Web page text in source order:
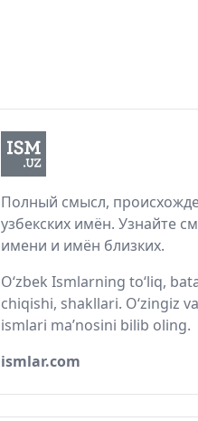
Полный смысл,
узбекских имён. Узнайте
имени и имён близких.
O‘zbek Ismlarning to‘liq,
chiqishi, shakllari. O‘zingiz
ismlari ma’nosini bilib oling.
ismlar.com